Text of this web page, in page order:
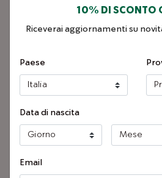
10% DI SCONTO
Riceverai aggiornamenti su
Paese
Data di nascita
Email
Resi e rimborsi
Regolamentazioni
Corretto utilizzo e
smaltimento imballi